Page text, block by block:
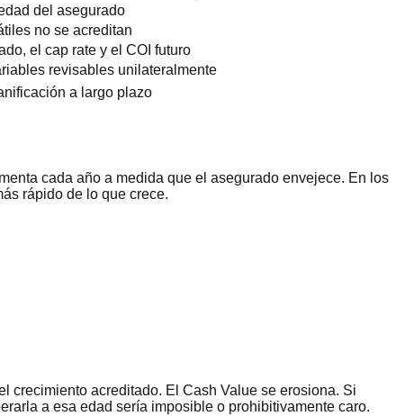
del asegurado
no se acreditan
el cap rate y el COI futuro
revisables unilateralmente
a largo plazo
cada año a medida que el asegurado envejece. En los
rápido de lo que crece.
crecimiento acreditado. El Cash Value se erosiona. Si
a esa edad sería imposible o prohibitivamente caro.